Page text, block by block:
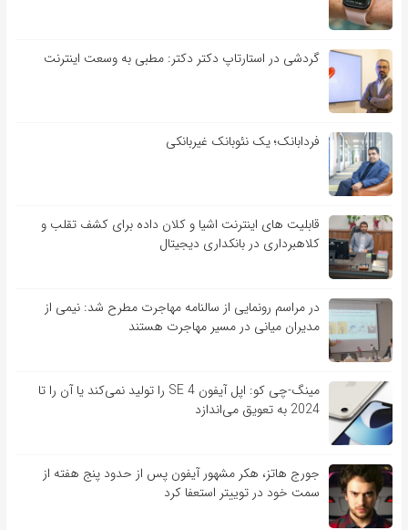
گردشی در استارتاپ دکتر دکتر: مطبی به وسعت اینترنت
فردابانک؛ یک نئوبانک غیربانکی
قابلیت ‏های اینترنت اشیا و کلان‏ داده برای کشف تقلب و
کلاهبرداری در بانکداری دیجیتال
در مراسم رونمایی از سالنامه مهاجرت مطرح شد: نیمی از
مدیران میانی در مسیر مهاجرت هستند
مینگ-چی کو: اپل آیفون SE 4 را تولید نمی‌کند یا آن را تا
2024 به تعویق می‌اندازد
جورج هاتز، هکر مشهور آیفون پس از حدود پنج هفته از
سمت خود در توییتر استعفا کرد